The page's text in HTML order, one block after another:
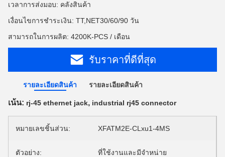
เวลาการส่งมอบ: คลังสินค้า
เงื่อนไขการชำระเงิน: TT,NET30/60/90 วัน
สามารถในการผลิต: 4200K-PCS / เดือน
รับราคาที่ดีที่สุด
รายละเอียดสินค้า รายละเอียดสินค้า
เน้น: rj-45 ethernet jack, industrial rj45 connector
หมายเลขชิ้นส่วน: XFATM2E-CLxu1-4MS
ตัวอย่าง: ที่ใช้งานและมีจำหน่าย